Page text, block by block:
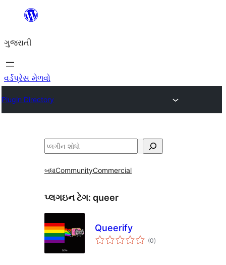
કંટેન્ટ(લખાણ)
જાઓ
ગુજરાતી
વર્ડપ્રેસ મેળવો
Plugin Directory
શોધો
બધાCommunityCommercial
પ્લગઇન ટેગ: queer
Queerify
(0કુલ
રેટિંગ્સ
)